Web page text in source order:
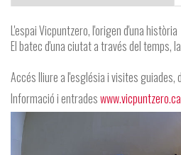
L'espai Vicpuntzero, l'origen d'una història
El batec d'una ciutat a través del temps,
Accés lliure a l'església i visites
Informació i entrades